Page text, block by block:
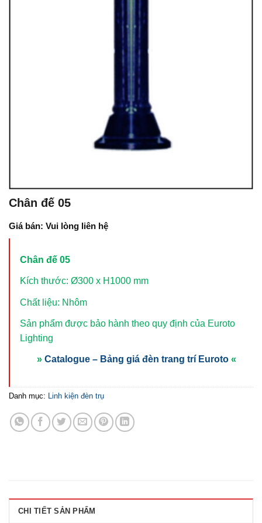
Chân đế 05
Giá bán: Vui lòng liên hệ
Chân đế 05
Kích thước: Ø300 x H1000 mm
Chất liệu: Nhôm
Sản phẩm được bảo hành theo quy định của Euroto
Lighting
» Catalogue – Bảng giá đèn trang trí Euroto «
Danh mục: Linh kiện đèn trụ
CHI TIẾT SẢN PHẨM